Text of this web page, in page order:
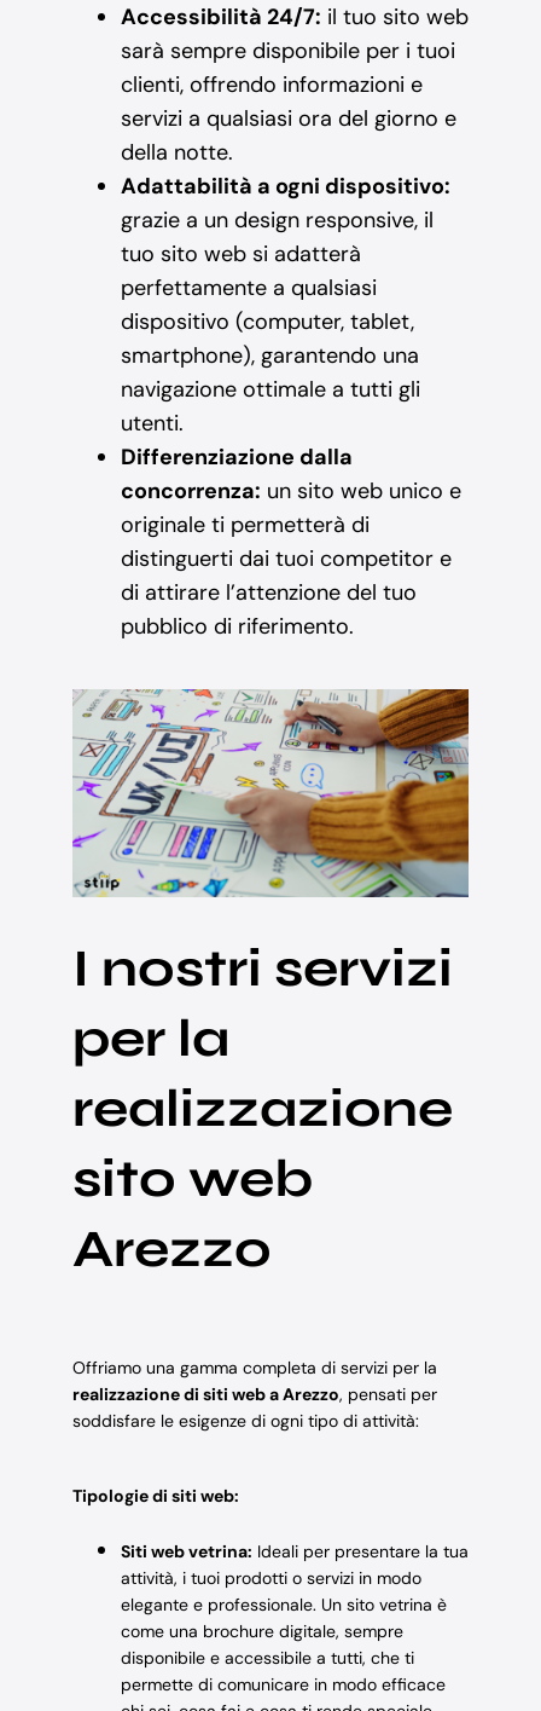
Accessibilità 24/7: il tuo sito web
sarà sempre disponibile per i tuoi
clienti, offrendo informazioni e
servizi a qualsiasi ora del giorno e
della notte.
Adattabilità a ogni dispositivo:
grazie a un design responsive, il
tuo sito web si adatterà
perfettamente a qualsiasi
dispositivo (computer, tablet,
smartphone), garantendo una
navigazione ottimale a tutti gli
utenti.
Differenziazione dalla
concorrenza: un sito web unico e
originale ti permetterà di
distinguerti dai tuoi competitor e
di attirare l’attenzione del tuo
pubblico di riferimento.
I nostri servizi
per la
realizzazione
sito web
Arezzo
Offriamo una gamma completa di servizi per la
realizzazione di siti web a Arezzo, pensati per
soddisfare le esigenze di ogni tipo di attività:
Tipologie di siti web:
Siti web vetrina: Ideali per presentare la tua
attività, i tuoi prodotti o servizi in modo
elegante e professionale. Un sito vetrina è
come una brochure digitale, sempre
disponibile e accessibile a tutti, che ti
permette di comunicare in modo efficace